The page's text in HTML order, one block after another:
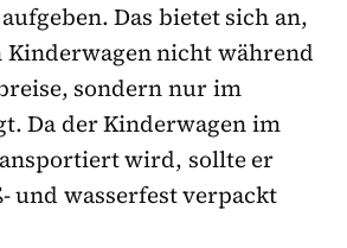
Das bietet sich an,
Kinderwagen nicht während
sondern nur im
Da der Kinderwagen im
wird, sollte er
und wasserfest verpackt